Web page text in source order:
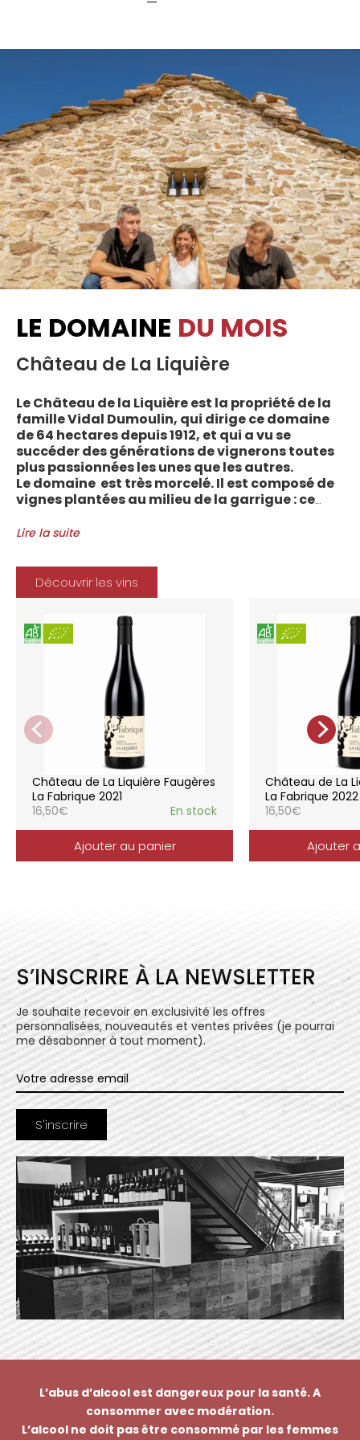
LE DOMAINE DU MOIS
Château de La Liquière
Le Château de la Liquière est la propriété de la
famille Vidal Dumoulin, qui dirige ce domaine
de 64 hectares depuis 1912, et qui a vu se
succéder des générations de vignerons toutes
plus passionnées les unes que les autres.
Le domaine est très morcelé. Il est composé de
vignes plantées au milieu de la garrigue : ce
entre les villages d’Autignac, Caussiniojouls,
l’Appellation. La grande majorité des parcelles,
sur sols de schistes, font face au sud, à la
Méditerranée.
Le vignoble du Château de la Liquière est
agriculture biologique depuis 2008 et 2012
marque le premier millésime certifié du
domaine. Les soins apportés y sont conformes :
pratiques respectueuses de l’environnement et
de la vigne, vendanges manuelles, vinifications
soignées et strictement suivies.
La gamme des vins du Château de la
Liquière est adaptée à chaque style de
consommation, à chaque moment de la vie,
elle reflète parfaitement la pureté de
l’expression du terroir.
Lire la suite
Découvrir les vins
Château de La Liquière Faugères
La Fabrique 2021
16,50€ En stock
Ajouter au panier
Château de La
La Fabrique 2022
16,50€
Ajouter
S’INSCRIRE À LA NEWSLETTER
Je souhaite recevoir en exclusivité les offres
personnalisées, nouveautés et ventes privées (je pourrai
me désabonner à tout moment).
L’abus d’alcool est dangereux pour la santé. A
consommer avec modération.
L’alcool ne doit pas être consommé par les femmes